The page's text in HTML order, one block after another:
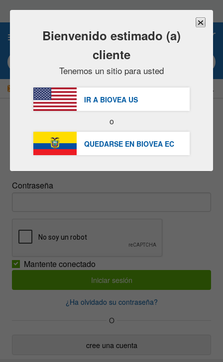
este
sitio
incluye
sistema
de Búsqueda por palabra clave o nº artículo
¡AHORRE UN 15 % AHORA! | GRATUITAEntrega $49,00 »
Contraseña
Mantente conectado
¿Ha olvidado su contraseña?
O
cree una cuenta
Bienvenido estimado (a)
cliente
Tenemos un sitio para usted
IR A BIOVEA US
o
QUEDARSE EN BIOVEA EC